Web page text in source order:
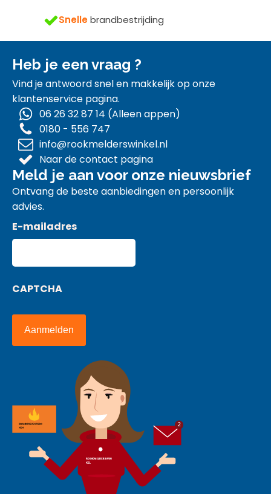
24/7support
Heb je een vraag ?
Vind je antwoord snel en makkelijk op onze
klantenservice pagina.
06 26 32 87 14 (Alleen appen)
0180 - 556 747
info@rookmelderswinkel.nl
Naar de contact pagina
Meld je aan voor onze nieuwsbrief
Ontvang de beste aanbiedingen en persoonlijk
advies.
E-mailadres
CAPTCHA